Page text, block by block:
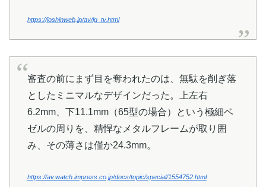
https://joshinweb.jp/av/lg_tv.html
審査の前にまず目を奪われたのは、無駄を削ぎ落
としたミニマルなデザインだった。上左右
6.2mm、下11.1mm（65型の場合）という極細ベ
ゼルの周りを、精悍なメタルフレームが取り囲
み、その薄さは僅か24.3mm。
https://av.watch.impress.co.jp/docs/topic/special/1554752.html